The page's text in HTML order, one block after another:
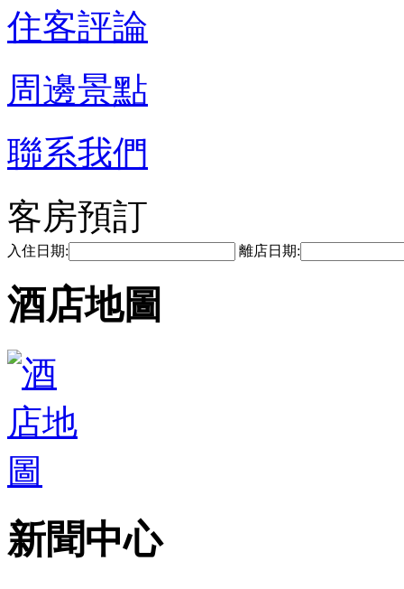
住客評論
周邊景點
聯系我們
客房預訂
入住日期: 離店日期:
酒店地圖
新聞中心